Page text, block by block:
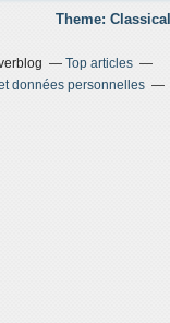
Theme:
Top articles
données personnelles